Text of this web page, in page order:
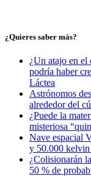
¿Quieres saber más?
¿Un atajo en el
podría haber
Láctea
Astrónomos
alrededor del
¿Puede la
misteriosa
Nave espacial
y 50.000 kelvin
¿Colisionarán
50 % de